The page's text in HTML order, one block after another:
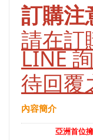
訂購注
請在訂
LINE
待回覆
內容簡介
亞洲首位